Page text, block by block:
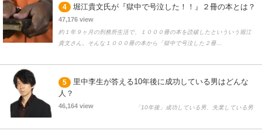
4 堀江貴文氏が『獄中で号泣した！！』２冊の本とは？
47,176 view
約１年９ヶ月の刑務所生活で、１０００冊の本を読破したといういう堀江
貴文さん。そんな１０００冊の本から「獄中で号泣した２冊…
5
里中李生が答える10年後に成功している男はどんな
人？
46,164 view 「10年後」成功している男、失業している男